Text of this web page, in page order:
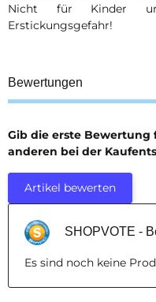
Nicht für Kinder
Erstickungsgefahr!
Bewertungen
Gib die erste
anderen bei der
Artikel bewerten
SHOPVOTE -
Es sind noch keine